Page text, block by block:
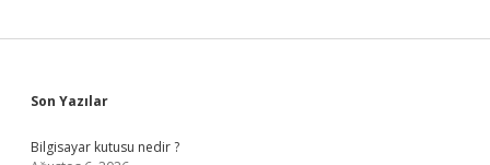
Sidebar
Son Yazılar
Bilgisayar kutusu nedir ?